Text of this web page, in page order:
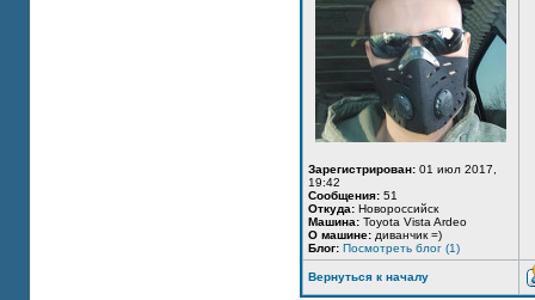
Зарегистрирован: 01 июл 2017,
19:42
Сообщения: 51
Откуда: Новороссийск
Машина: Toyota Vista Ardeo
О машине: диванчик =)
Блог: Посмотреть блог (1)
Вернуться к началу